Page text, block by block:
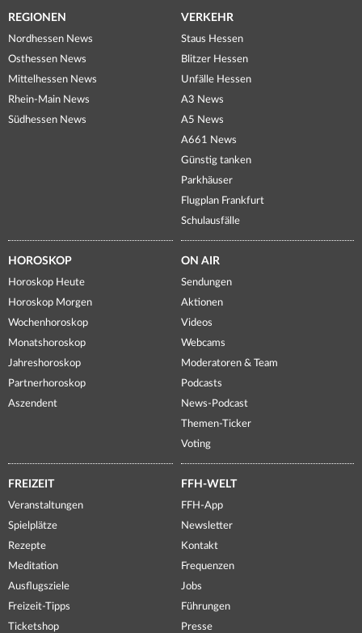
REGIONEN
Nordhessen News
Osthessen News
Mittelhessen News
Rhein-Main News
Südhessen News
VERKEHR
Staus Hessen
Blitzer Hessen
Unfälle Hessen
A3 News
A5 News
A661 News
Günstig tanken
Parkhäuser
Flugplan Frankfurt
Schulausfälle
HOROSKOP
Horoskop Heute
Horoskop Morgen
Wochenhoroskop
Monatshoroskop
Jahreshoroskop
Partnerhoroskop
Aszendent
ON AIR
Sendungen
Aktionen
Videos
Webcams
Moderatoren & Team
Podcasts
News-Podcast
Themen-Ticker
Voting
FREIZEIT
Veranstaltungen
Spielplätze
Rezepte
Meditation
Ausflugsziele
Freizeit-Tipps
Ticketshop
FFH-WELT
FFH-App
Newsletter
Kontakt
Frequenzen
Jobs
Führungen
Presse